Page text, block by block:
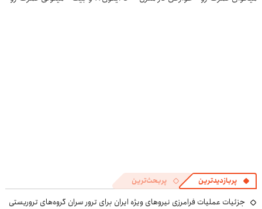
پربازدیدترین پربحث‌ترین
جزئیات عملیات فرامرزی نیروهای ویژه ایران برای ترور سران گروه‌های تروریستی